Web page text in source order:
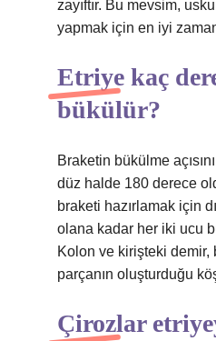
zayıftır. Bu mevsim,
yapmak için en iyi
Etriye kaç
bükülür?
Braketin bükülme
düz halde 180 derece
braketi hazırlamak için
olana kadar her iki ucu
Kolon ve kirişteki demir,
parçanın oluşturduğu
Çirozlar